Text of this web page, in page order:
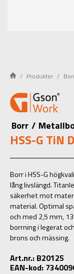
Produkter
Borr /
HSS-G TiN
Borr i HSS-G
lång livslängd.
säkerhet mot
material. Optimal
och med 2,5 mm,
borrning i legerat
brons och mässing.
Art.nr.: B20125
EAN-kod: